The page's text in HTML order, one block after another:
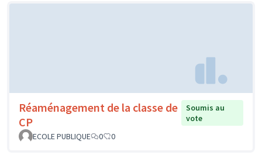
Réaménagement de la classe de
CP
Soumis au
vote
ECOLE PUBLIQUE
0 0